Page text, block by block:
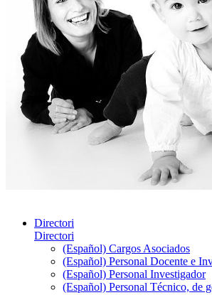
Directori
Directori
(Español) Cargos Asociados
(Español) Personal Docente e
(Español) Personal Investigador
(Español) Personal Técnico, de